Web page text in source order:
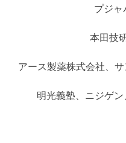
プジャ
本田技
アース製薬株式会社、サ
明光義塾、ニジゲン